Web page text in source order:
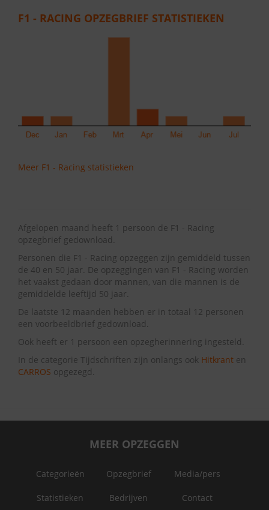
F1 - RACING OPZEGBRIEF STATISTIEKEN
Meer F1 - Racing statistieken
Afgelopen maand heeft 1 persoon de F1 - Racing
opzegbrief gedownload.
Personen die F1 - Racing opzeggen zijn gemiddeld tussen
de 40 en 50 jaar. De opzeggingen van F1 - Racing worden
het vaakst gedaan door mannen, van die mannen is de
gemiddelde leeftijd 50 jaar.
De laatste 12 maanden hebben er in totaal 12 personen
een voorbeeldbrief gedownload.
Ook heeft er 1 persoon een opzegherinnering ingesteld.
In de categorie Tijdschriften zijn onlangs ook Hitkrant en
CARROS opgezegd.
MEER OPZEGGEN
Categorieën Opzegbrief Media/pers
Statistieken Bedrijven Contact